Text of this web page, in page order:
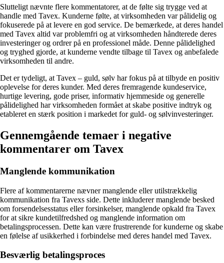
Slutteligt nævnte flere kommentatorer, at de følte sig trygge ved at
handle med Tavex. Kunderne følte, at virksomheden var pålidelig og
fokuserede på at levere en god service. De bemærkede, at deres handel
med Tavex altid var problemfri og at virksomheden håndterede deres
investeringer og ordrer på en professionel måde. Denne pålidelighed
og tryghed gjorde, at kunderne vendte tilbage til Tavex og anbefalede
virksomheden til andre.
Det er tydeligt, at Tavex – guld, sølv har fokus på at tilbyde en positiv
oplevelse for deres kunder. Med deres fremragende kundeservice,
hurtige levering, gode priser, informativ hjemmeside og generelle
pålidelighed har virksomheden formået at skabe positive indtryk og
etableret en stærk position i markedet for guld- og sølvinvesteringer.
Gennemgående temaer i negative
kommentarer om Tavex
Manglende kommunikation
Flere af kommentarerne nævner manglende eller utilstrækkelig
kommunikation fra Tavexs side. Dette inkluderer manglende besked
om forsendelsesstatus eller forsinkelser, manglende opkald fra Tavex
for at sikre kundetilfredshed og manglende information om
betalingsprocessen. Dette kan være frustrerende for kunderne og skabe
en følelse af usikkerhed i forbindelse med deres handel med Tavex.
Besværlig betalingsproces